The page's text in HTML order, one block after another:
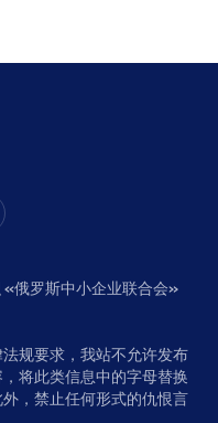
«俄罗斯中小企业联合会»
规要求，我站不允许发布
将此类信息中的字母替换
，禁止任何形式的仇恨言